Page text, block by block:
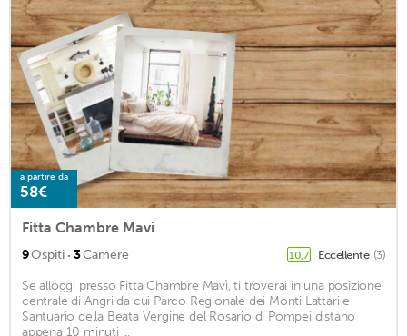
a partire da
58€
Fitta Chambre Mavì
9Ospiti · 3Camere 10,7 Eccellente (3)
Se alloggi presso Fitta Chambre Mavì, ti troverai in una posizione
centrale di Angri da cui Parco Regionale dei Monti Lattari e
Santuario della Beata Vergine del Rosario di Pompei distano
appena 10 minuti ...